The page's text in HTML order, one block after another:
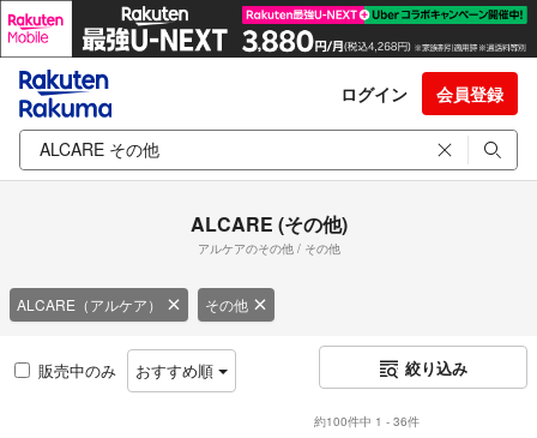
ログイン 会員登録
ALCARE (その他)
アルケアのその他 / その他
ALCARE（アルケア） その他
販売中のみ おすすめ順 絞り込み
約100件中 1 - 36件